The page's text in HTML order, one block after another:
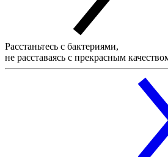
Расстаньтесь с бактериями,
не расставаясь с прекрасным